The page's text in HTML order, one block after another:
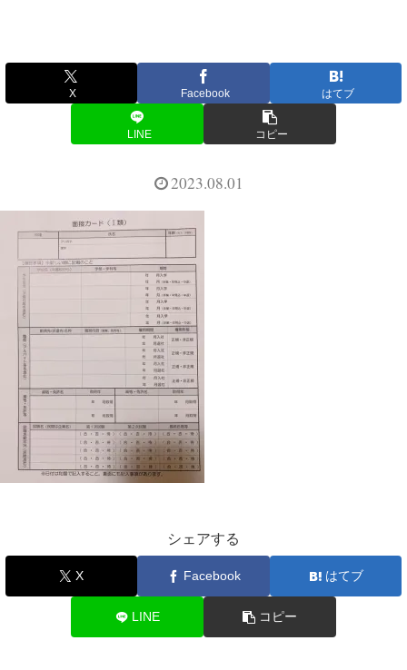
X Facebook はてブ
LINE コピー
2023.08.01
シェアする
X Facebook はてブ
LINE コピー